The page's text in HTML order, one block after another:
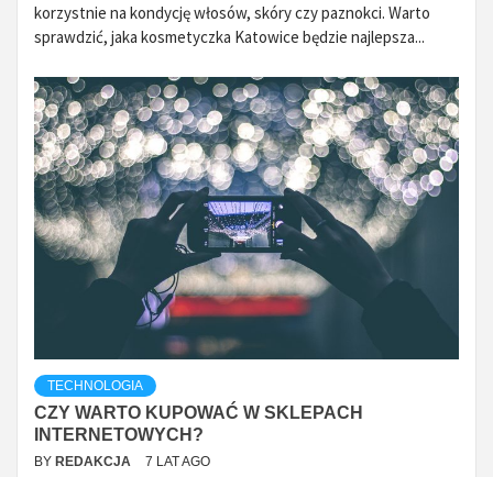
korzystnie na kondycję włosów, skóry czy paznokci. Warto
sprawdzić, jaka kosmetyczka Katowice będzie najlepsza...
TECHNOLOGIA
CZY WARTO KUPOWAĆ W SKLEPACH
INTERNETOWYCH?
BY REDAKCJA 7 LAT AGO